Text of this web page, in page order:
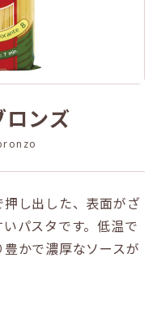
ロンズ
し出した、表面がざ
パスタです。低温で
かで濃厚なソースが